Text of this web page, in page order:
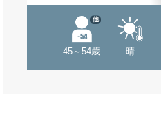
45～54歳
他
晴